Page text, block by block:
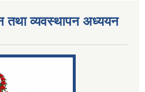
तथा व्यवस्थापन अध्ययन